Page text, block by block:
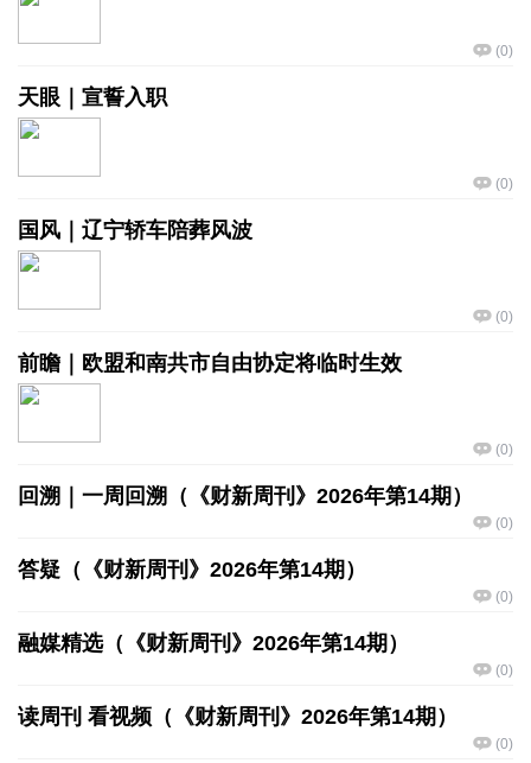
(0)
天眼｜宣誓入职
(0)
国风｜辽宁轿车陪葬风波
(0)
前瞻｜欧盟和南共市自由协定将临时生效
(0)
回溯｜一周回溯（《财新周刊》2026年第14期）
(0)
答疑（《财新周刊》2026年第14期）
(0)
融媒精选（《财新周刊》2026年第14期）
(0)
读周刊 看视频（《财新周刊》2026年第14期）
(0)